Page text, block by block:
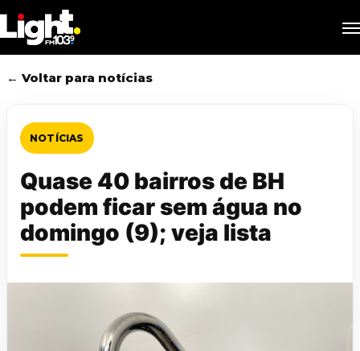
to
main
content
← Voltar para notícias
NOTÍCIAS
Quase 40 bairros de BH
podem ficar sem água no
domingo (9); veja lista